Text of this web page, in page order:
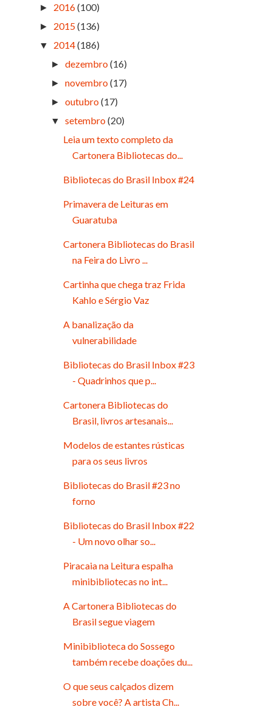
► 2016(100)
► 2015(136)
▼ 2014(186)
►dezembro(16)
►novembro(17)
►outubro(17)
▼ setembro(20)
Leia um texto completo da
Cartonera Bibliotecas do...
Bibliotecas do Brasil Inbox #24
Primavera de Leituras em
Guaratuba
Cartonera Bibliotecas do Brasil
na Feira do Livro ...
Cartinha que chega traz Frida
Kahlo e Sérgio Vaz
A banalização da
vulnerabilidade
Bibliotecas do Brasil Inbox #23
- Quadrinhos que p...
Cartonera Bibliotecas do
Brasil, livros artesanais...
Modelos de estantes rústicas
para os seus livros
Bibliotecas do Brasil #23 no
forno
Bibliotecas do Brasil Inbox #22
- Um novo olhar so...
Piracaia na Leitura espalha
minibibliotecas no int...
A Cartonera Bibliotecas do
Brasil segue viagem
Minibiblioteca do Sossego
também recebe doações du...
O que seus calçados dizem
sobre você? A artista Ch...